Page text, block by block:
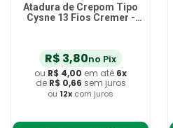
Atadura de Crepom Tipo
Cysne 13 Fios Cremer -
R$ 3,80no Pix
ou R$ 4,00 em até 6x
de R$ 0,66 sem juros
ou 12x com juros